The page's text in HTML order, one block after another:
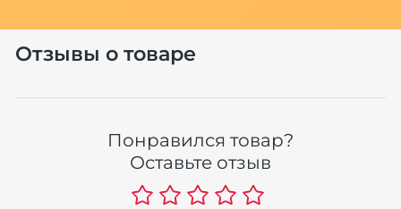
Отзывы о товаре
Понравился товар?
Оставьте отзыв